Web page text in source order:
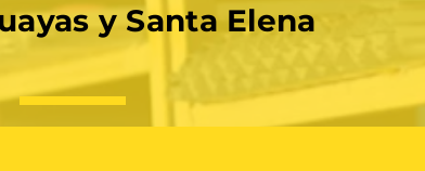
y Santa Elena